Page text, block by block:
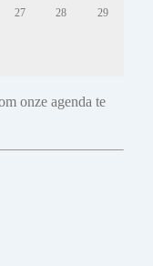
27 28 29
onze agenda te